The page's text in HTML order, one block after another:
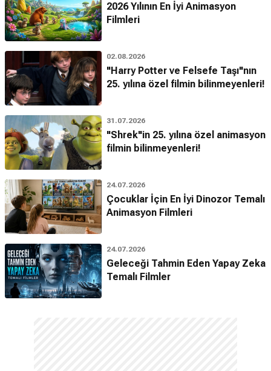
2026 Yılının En İyi Animasyon
Filmleri
02.08.2026
"Harry Potter ve Felsefe Taşı"nın
25. yılına özel filmin bilinmeyenleri!
31.07.2026
"Shrek"in 25. yılına özel animasyon
filmin bilinmeyenleri!
24.07.2026
Çocuklar İçin En İyi Dinozor Temalı
Animasyon Filmleri
24.07.2026
Geleceği Tahmin Eden Yapay Zeka
Temalı Filmler